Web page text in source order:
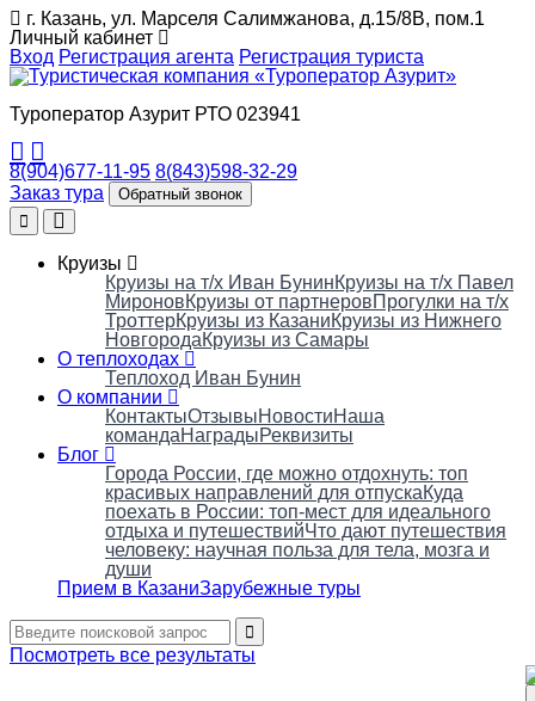
г. Казань, ул. Марселя Салимжанова, д.15/8В, пом.1
Личный кабинет
Вход Регистрация агента Регистрация туриста
Туроператор Азурит РТО 023941
8(904)677-11-95 8(843)598-32-29
Заказ тура
Обратный звонок
Круизы
Круизы на т/х Иван БунинКруизы на т/х Павел
МироновКруизы от партнеровПрогулки на т/х
ТроттерКруизы из КазаниКруизы из Нижнего
НовгородаКруизы из Самары
О теплоходах
Теплоход Иван Бунин
О компании
КонтактыОтзывыНовостиНаша
командаНаградыРеквизиты
Блог
Города России, где можно отдохнуть: топ
красивых направлений для отпускаКуда
поехать в России: топ‑мест для идеального
отдыха и путешествийЧто дают путешествия
человеку: научная польза для тела, мозга и
души
Прием в КазаниЗарубежные туры
Посмотреть все результаты